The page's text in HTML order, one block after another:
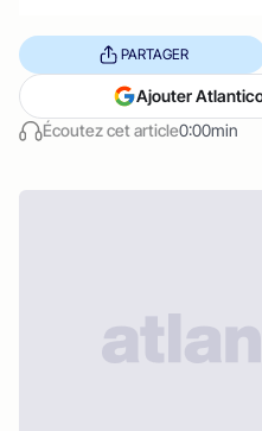
Écoutez cet article0:00min
PARTAGER
Ajouter